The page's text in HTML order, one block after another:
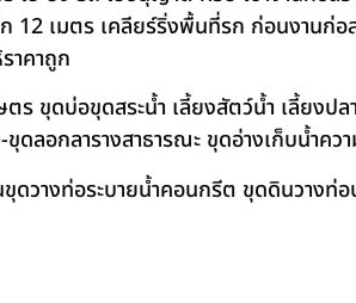
12 เมตร เคลียร์ริ่งพื้นที่รก ก่อนงานก่อ
าคาถูก
ร ขุดบ่อขุดสระน้ำ เลี้ยงสัตว์น้ำ เลี้ยงป
ลอกลารางสาธารณะ ขุดอ่างเก็บน้ำคว
วางท่อระบายน้ำคอนกรีต ขุดดินวางท่อ